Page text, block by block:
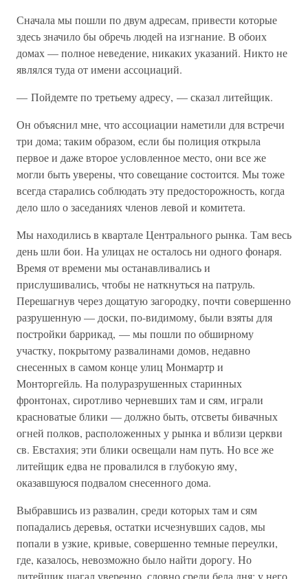
Сначала мы пошли по двум адресам, привести которые
здесь значило бы обречь людей на изгнание. В обоих
домах — полное неведение, никаких указаний. Никто не
являлся туда от имени ассоциаций.
— Пойдемте по третьему адресу, — сказал литейщик.
Он объяснил мне, что ассоциации наметили для встречи
три дома; таким образом, если бы полиция открыла
первое и даже второе условленное место, они все же
могли быть уверены, что совещание состоится. Мы тоже
всегда старались соблюдать эту предосторожность, когда
дело шло о заседаниях членов левой и комитета.
Мы находились в квартале Центрального рынка. Там весь
день шли бои. На улицах не осталось ни одного фонаря.
Время от времени мы останавливались и
прислушивались, чтобы не наткнуться на патруль.
Перешагнув через дощатую загородку, почти совершенно
разрушенную — доски, по-видимому, были взяты для
постройки баррикад, — мы пошли по обширному
участку, покрытому развалинами домов, недавно
снесенных в самом конце улиц Монмартр и
Монторгейль. На полуразрушенных старинных
фронтонах, сиротливо черневших там и сям, играли
красноватые блики — должно быть, отсветы бивачных
огней полков, расположенных у рынка и вблизи церкви
св. Евстахия; эти блики освещали нам путь. Но все же
литейщик едва не провалился в глубокую яму,
оказавшуюся подвалом снесенного дома.
Выбравшись из развалин, среди которых там и сям
попадались деревья, остатки исчезнувших садов, мы
попали в узкие, кривые, совершенно темные переулки,
где, казалось, невозможно было найти дорогу. Но
литейщик шагал уверенно, словно среди бела дня; у него